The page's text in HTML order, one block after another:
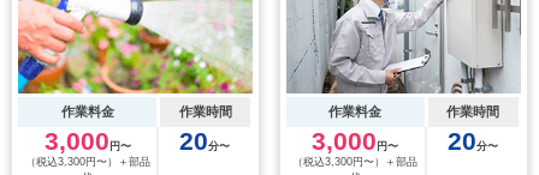
作業料金 作業時間
3,000 円〜
（税込3,300円〜）＋部品
20分〜
作業料金 作業時間
3,000 円〜
（税込3,300円〜）＋部品
20分〜